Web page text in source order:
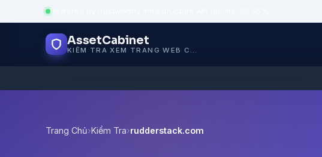
Powered by trustworthy infrastructure
AssetCabinet
KIỂM TRA XEM TRANG WEB CÓ AN TOÀN KHÔNG
Trang Chủ›Kiểm Tra›rudderstack.com